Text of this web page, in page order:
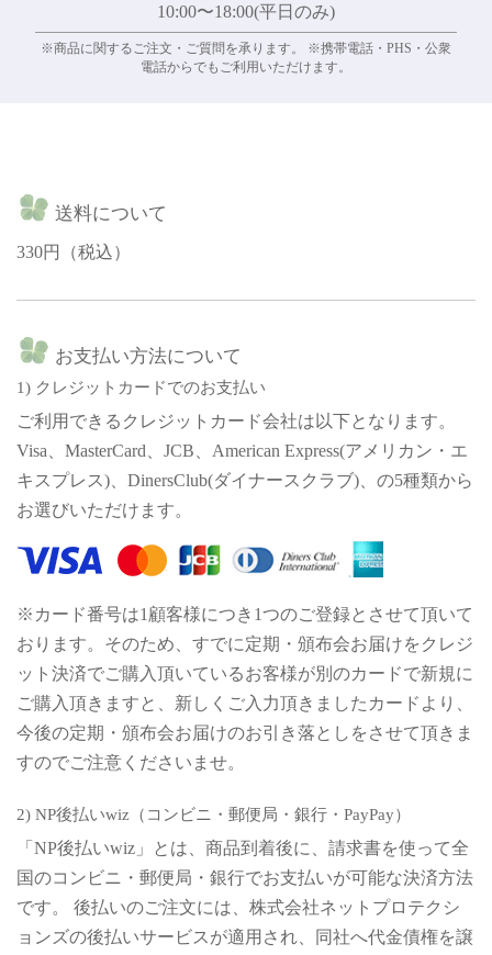
10:00〜18:00(平日のみ)
※商品に関するご注文・ご質問を承ります。 ※携帯電話・PHS・公衆
電話からでもご利用いただけます。
送料について
330円（税込）
お支払い方法について
1) クレジットカードでのお支払い
ご利用できるクレジットカード会社は以下となります。
Visa、MasterCard、JCB、American Express(アメリカン・エ
キスプレス)、DinersClub(ダイナースクラブ)、の5種類から
お選びいただけます。
※カード番号は1顧客様につき1つのご登録とさせて頂いて
おります。そのため、すでに定期・頒布会お届けをクレジ
ット決済でご購入頂いているお客様が別のカードで新規に
ご購入頂きますと、新しくご入力頂きましたカードより、
今後の定期・頒布会お届けのお引き落としをさせて頂きま
すのでご注意くださいませ。
2) NP後払いwiz（コンビニ・郵便局・銀行・PayPay）
「NP後払いwiz」とは、商品到着後に、請求書を使って全
国のコンビニ・郵便局・銀行でお支払いが可能な決済方法
です。 後払いのご注文には、株式会社ネットプロテクシ
ョンズの後払いサービスが適用され、同社へ代金債権を譲